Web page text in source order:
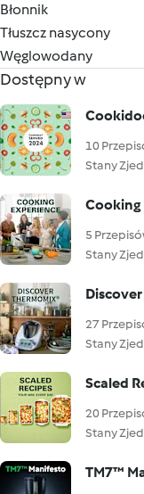
Błonnik
Tłuszcz nasycony
Węglowodany
Dostępny w
10
Stany
Cooking
5
Stany
27
Stany
Scaled
20
Stany
TM7™